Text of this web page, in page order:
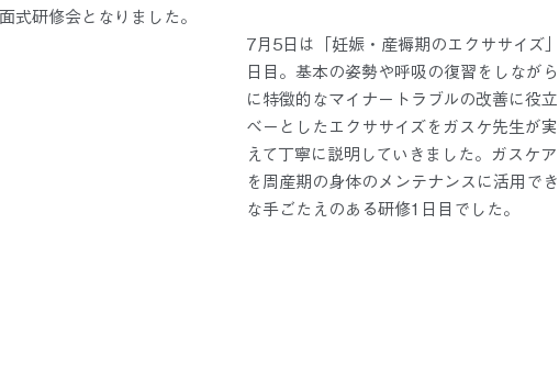
式研修会となりました。
7月5日は「妊娠・産褥期のエクササイズ
日目。基本の姿勢や呼吸の復習をしなが
に特徴的なマイナートラブルの改善に役
べーとしたエクササイズをガスケ先生が
えて丁寧に説明していきました。ガスケ
を周産期の身体のメンテナンスに活用で
な手ごたえのある研修1日目でした。